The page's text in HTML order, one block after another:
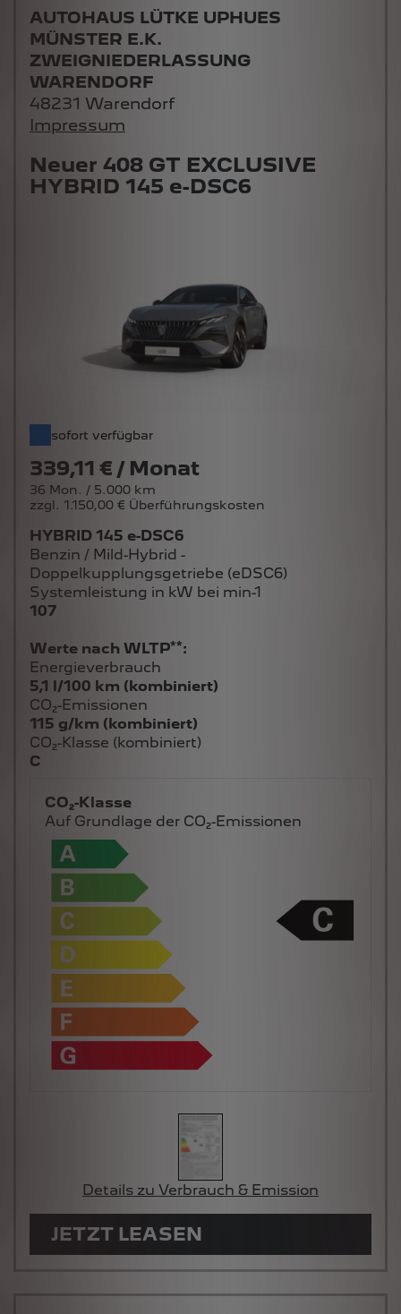
Neuer 408 GT EXCLUSIVE
HYBRID 145 e-DSC6
sofort verfügbar
339,11 € / Monat
36 Mon. / 5.000 km
zzgl. 1.150,00 € Überführungskosten
AUTOHAUS LÜTKE UPHUES
MÜNSTER E.K.
ZWEIGNIEDERLASSUNG
WARENDORF
48231 Warendorf
Impressum
HYBRID 145 e-DSC6
Benzin / Mild-Hybrid -
Doppelkupplungsgetriebe (eDSC6)
Systemleistung in kW bei min-1
107
Werte nach WLTP**:
Energieverbrauch
5,1 l/100 km (kombiniert)
CO₂-Emissionen
115 g/km (kombiniert)
CO₂-Klasse (kombiniert)
C
CO₂-Klasse
Auf Grundlage der CO₂-Emissionen
Details zu Verbrauch & Emission
JETZT LEASEN